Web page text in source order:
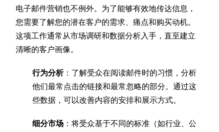
电子邮件营销也不例外。为了能够有效地传达信息，
您需要了解您的潜在客户的需求、痛点和购买动机。
这项工作通常从市场调研和数据分析入手，直至建立
清晰的客户画像。
行为分析：了解受众在阅读邮件时的习惯，分析
他们最常点击的链接和最常忽略的部分。通过这
些数据，可以改善内容的安排和展示方式。
细分市场 ：将受众基于不同的标准（如行业、公